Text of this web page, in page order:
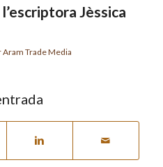
Jèssica
Aram Trade Media